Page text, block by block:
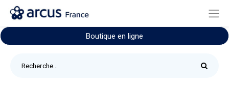
Boutique en ligne